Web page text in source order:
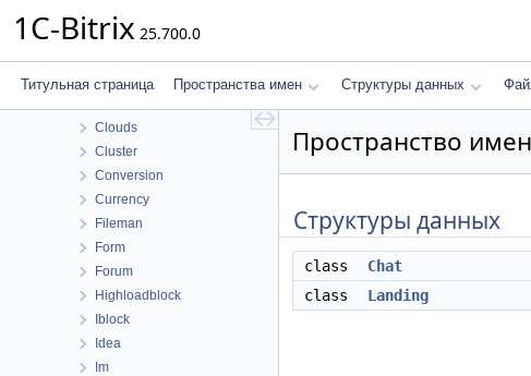
1C-Bitrix 25.700.0
Титульная страница Пространства имен Структуры данных
BizprocDesigner
Calendar
Clouds
Cluster
Conversion
Currency
Fileman
Form
Forum
Highloadblock
Iblock
Idea
Im
Пространство
Структуры данных
class
Chat
class
Landing